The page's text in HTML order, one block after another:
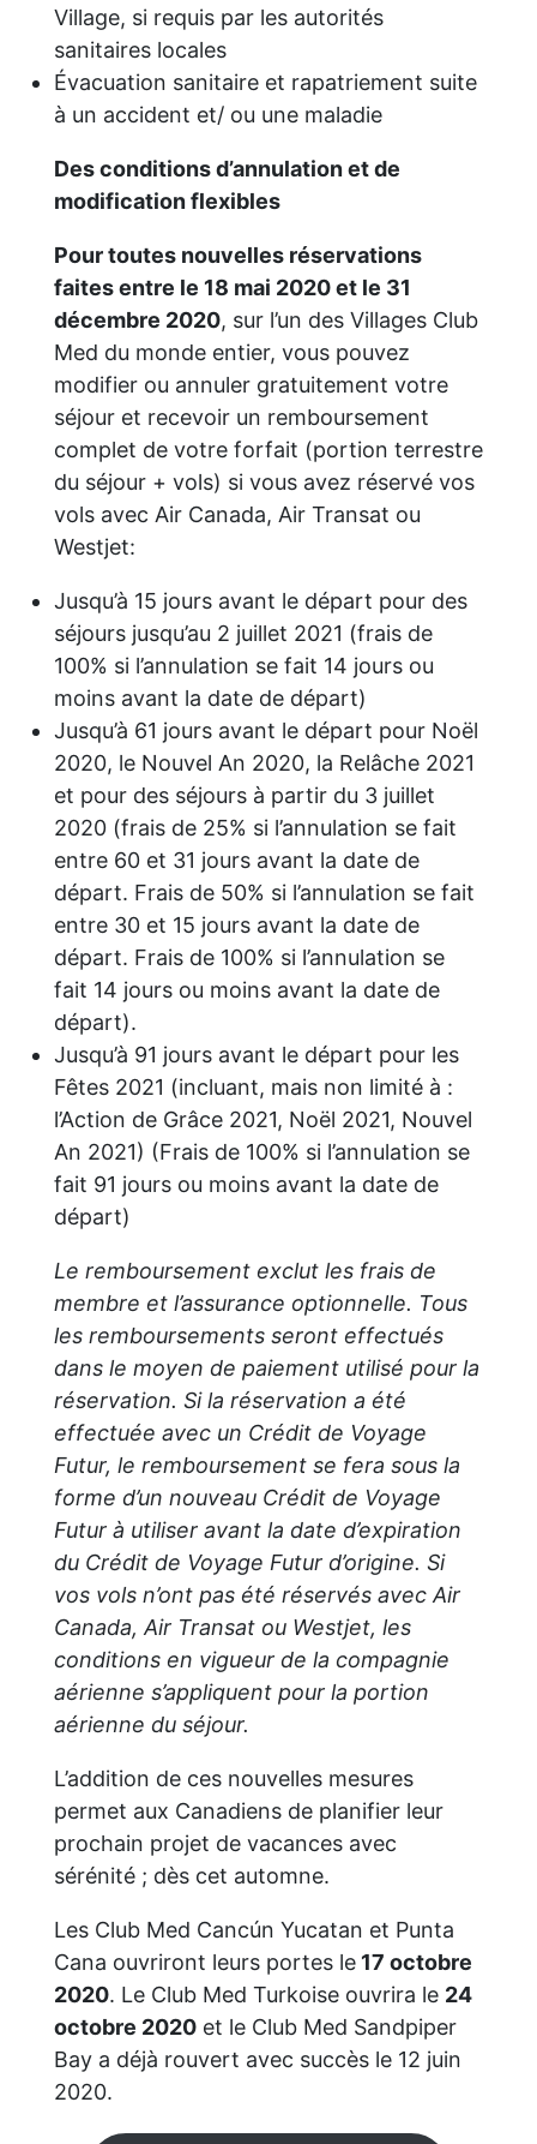
Village, si requis par les autorités
sanitaires locales
Évacuation sanitaire et rapatriement suite
à un accident et/ ou une maladie
Des conditions d’annulation et de
modification flexibles
Pour toutes nouvelles réservations
faites entre le 18 mai 2020 et le 31
décembre 2020, sur l’un des Villages Club
Med du monde entier, vous pouvez
modifier ou annuler gratuitement votre
séjour et recevoir un remboursement
complet de votre forfait (portion terrestre
du séjour + vols) si vous avez réservé vos
vols avec Air Canada, Air Transat ou
Westjet:
Jusqu’à 15 jours avant le départ pour des
séjours jusqu’au 2 juillet 2021 (frais de
100% si l’annulation se fait 14 jours ou
moins avant la date de départ)
Jusqu’à 61 jours avant le départ pour Noël
2020, le Nouvel An 2020, la Relâche 2021
et pour des séjours à partir du 3 juillet
2020 (frais de 25% si l’annulation se fait
entre 60 et 31 jours avant la date de
départ. Frais de 50% si l’annulation se fait
entre 30 et 15 jours avant la date de
départ. Frais de 100% si l’annulation se
fait 14 jours ou moins avant la date de
départ).
Jusqu’à 91 jours avant le départ pour les
Fêtes 2021 (incluant, mais non limité à :
l’Action de Grâce 2021, Noël 2021, Nouvel
An 2021) (Frais de 100% si l’annulation se
fait 91 jours ou moins avant la date de
départ)
Le remboursement exclut les frais de
membre et l’assurance optionnelle. Tous
les remboursements seront effectués
dans le moyen de paiement utilisé pour la
réservation. Si la réservation a été
effectuée avec un Crédit de Voyage
Futur, le remboursement se fera sous la
forme d’un nouveau Crédit de Voyage
Futur à utiliser avant la date d’expiration
du Crédit de Voyage Futur d’origine. Si
vos vols n’ont pas été réservés avec Air
Canada, Air Transat ou Westjet, les
conditions en vigueur de la compagnie
aérienne s’appliquent pour la portion
aérienne du séjour.
L’addition de ces nouvelles mesures
permet aux Canadiens de planifier leur
prochain projet de vacances avec
sérénité ; dès cet automne.
Les Club Med Cancún Yucatan et Punta
Cana ouvriront leurs portes le17 octobre
2020. Le Club Med Turkoise ouvrira le 24
octobre 2020et le Club Med Sandpiper
Bay a déjà rouvert avec succès le 12 juin
2020.